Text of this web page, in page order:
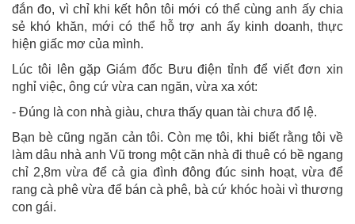
đắn đo, vì chỉ khi kết hôn tôi mới có thể cùng anh ấy chia
sẻ khó khăn, mới có thể hỗ trợ anh ấy kinh doanh, thực
hiện giấc mơ của mình.
Lúc tôi lên gặp Giám đốc Bưu điện tỉnh để viết đơn xin
nghỉ việc, ông cứ vừa can ngăn, vừa xa xót:
- Đúng là con nhà giàu, chưa thấy quan tài chưa đổ lệ.
Bạn bè cũng ngăn cản tôi. Còn mẹ tôi, khi biết rằng tôi về
làm dâu nhà anh Vũ trong một căn nhà đi thuê có bề ngang
chỉ 2,8m vừa để cả gia đình đông đúc sinh hoạt, vừa để
rang cà phê vừa để bán cà phê, bà cứ khóc hoài vì thương
con gái.